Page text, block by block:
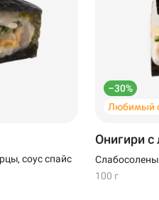
соус спайс
–30%
Любимый
Онигири с
100 г